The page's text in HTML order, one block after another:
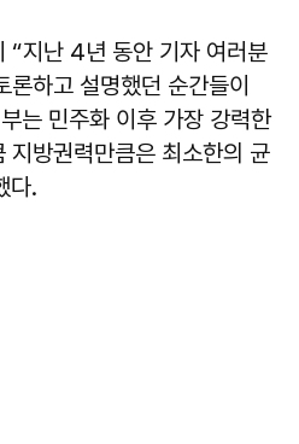
“지난 4년 동안 기자 여러분
하고 설명했던 순간들이
는 민주화 이후 가장 강력한
지방권력만큼은 최소한의 균
다.